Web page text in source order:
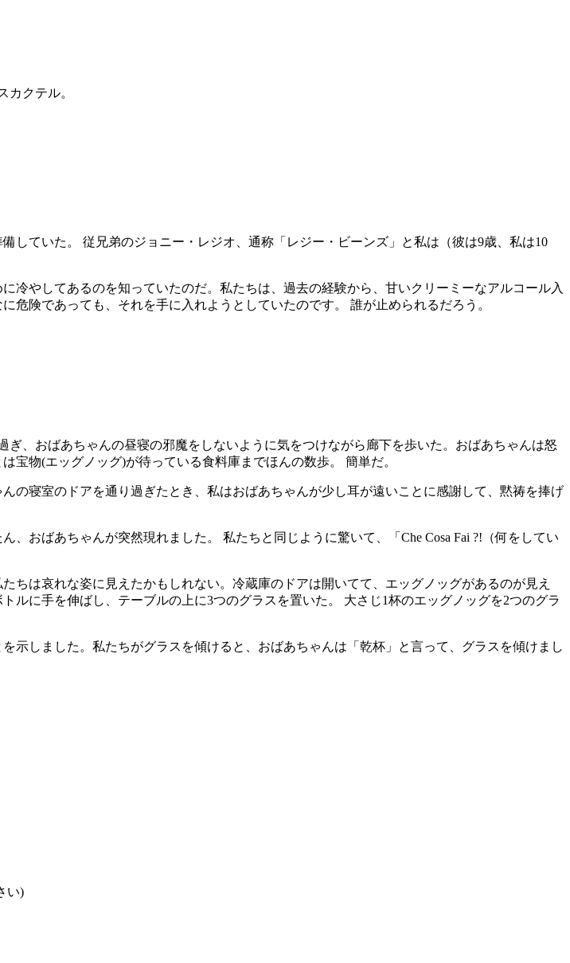
カクテル。
していた。 従兄弟のジョニー・レジオ、通称「レジー・ビーンズ」と私は（彼は9歳、私は10
冷やしてあるのを知っていたのだ。私たちは、過去の経験から、甘いクリーミーなアルコール入
険であっても、それを手に入れようとしていたのです。 誰が止められるだろう。
、おばあちゃんの昼寝の邪魔をしないように気をつけながら廊下を歩いた。おばあちゃんは怒
宝物(エッグノッグ)が待っている食料庫までほんの数歩。 簡単だ。
の寝室のドアを通り過ぎたとき、私はおばあちゃんが少し耳が遠いことに感謝して、黙祷を捧げ
おばあちゃんが突然現れました。 私たちと同じように驚いて、「Che Cosa Fai ?!（何をしてい
は哀れな姿に見えたかもしれない。冷蔵庫のドアは開いてて、エッグノッグがあるのが見え
に手を伸ばし、テーブルの上に3つのグラスを置いた。 大さじ1杯のエッグノッグを2つのグラ
示しました。私たちがグラスを傾けると、おばあちゃんは「乾杯」と言って、グラスを傾けまし
い)